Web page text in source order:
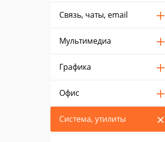
Связь, чаты, email
Мультимедиа
Графика
Офис
Система, утилиты